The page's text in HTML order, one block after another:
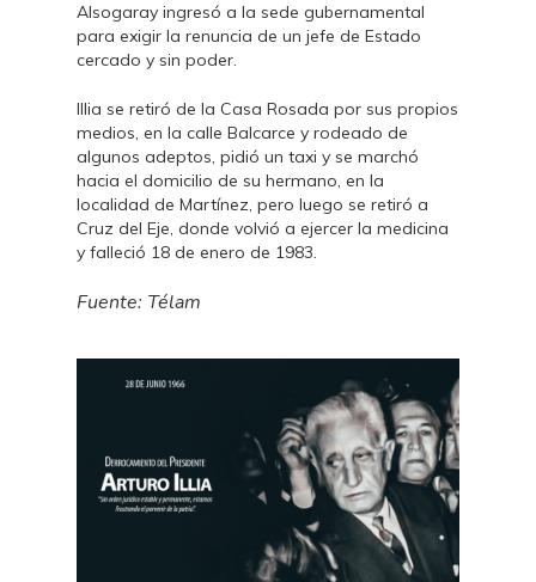
Alsogaray ingresó a la sede gubernamental
para exigir la renuncia de un jefe de Estado
cercado y sin poder.
Illia se retiró de la Casa Rosada por sus propios
medios, en la calle Balcarce y rodeado de
algunos adeptos, pidió un taxi y se marchó
hacia el domicilio de su hermano, en la
localidad de Martínez, pero luego se retiró a
Cruz del Eje, donde volvió a ejercer la medicina
y falleció 18 de enero de 1983.
Fuente: Télam